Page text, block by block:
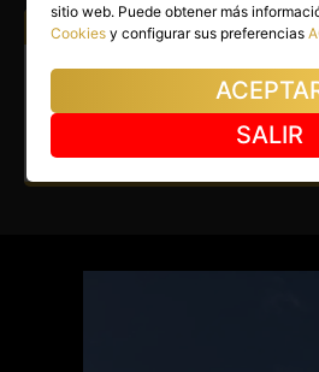
Atiendo a:
Escort en
mulata novedad
sitio web. Puede obtener más
Cookies y configurar sus preferencias
SALIR